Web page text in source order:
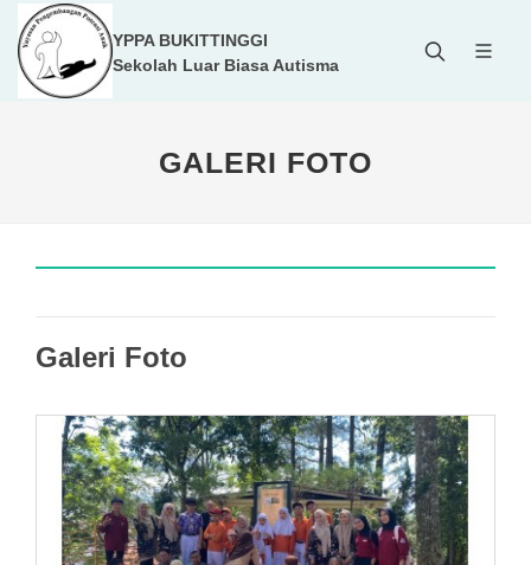
YPPA BUKITTINGGI
Sekolah Luar Biasa Autisma
GALERI FOTO
Galeri Foto